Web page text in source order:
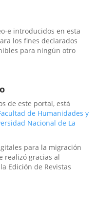
e introducidos en esta
los fines declarados
para ningún otro
de este portal, está
de Humanidades y
Nacional de La
para la migración
realizó gracias al
Edición de Revistas